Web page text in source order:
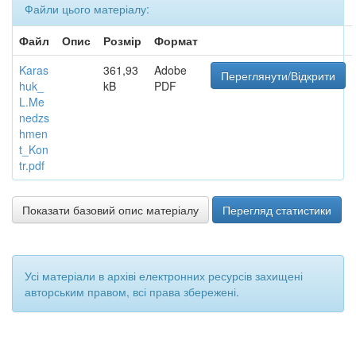
Файли цього матеріалу:
Файл
Опис Розмір
Формат
Karas
huk_
L.Me
nedzs
hmen
t_Kon
tr.pdf
361,93
kB
Adobe
PDF
Переглянути/Відкрити
Показати базовий опис матеріалу Перегляд статистики
Усі матеріали в архіві електронних ресурсів захищені
авторським правом, всі права збережені.